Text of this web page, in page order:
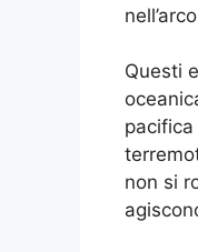
Questi
non si